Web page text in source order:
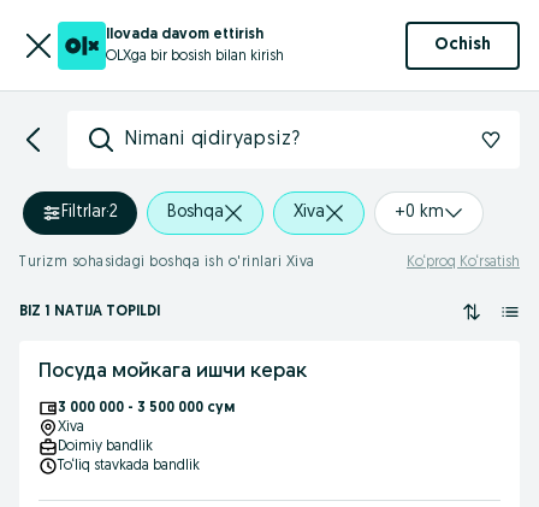
Ilovada davom ettirish
OLXga bir bosish bilan kirish
Ochish
Nimani qidiryapsiz?
Filtrlar·2 Boshqa Xiva +0 km
Turizm sohasidagi boshqa ish o'rinlari Xiva Ko‘proq Ko‘rsatish
BIZ 1 NATIJA TOPILDI
Посуда мойкага ишчи керак
3 000 000 - 3 500 000 сум
Xiva
Doimiy bandlik
To‘liq stavkada bandlik